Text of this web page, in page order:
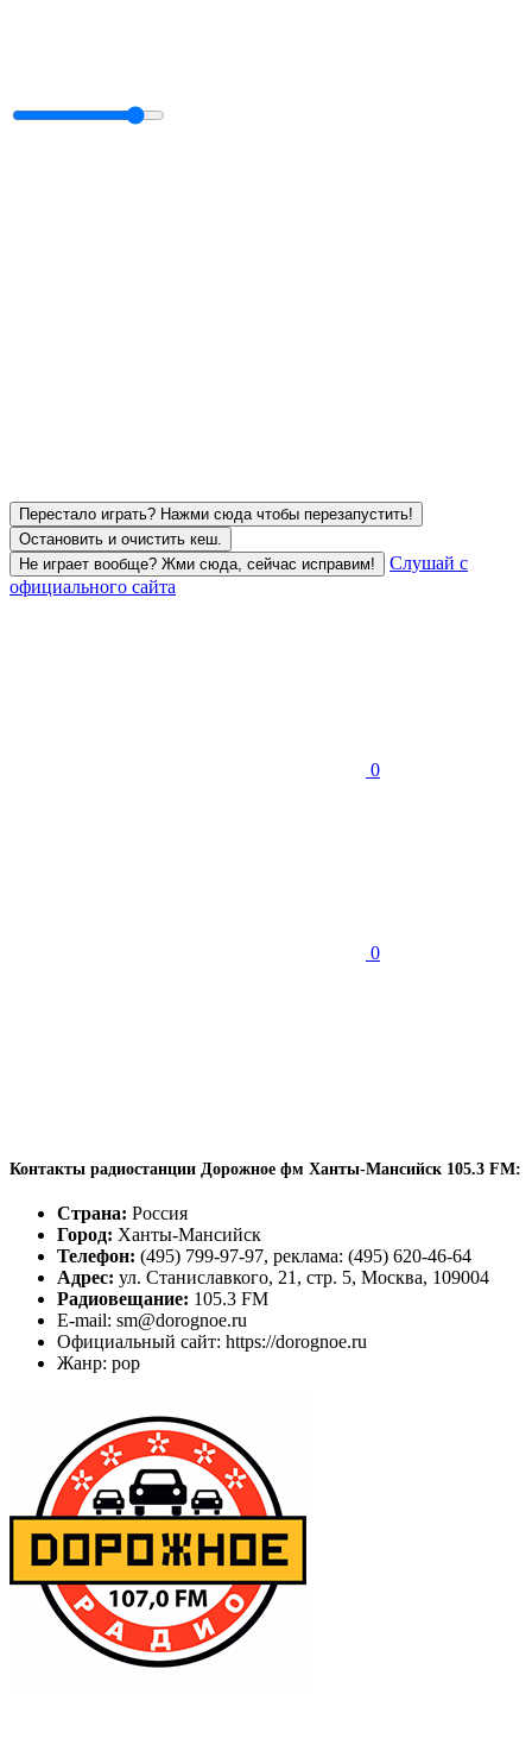
Перестало играть? Нажми сюда чтобы перезапустить!
Остановить и очистить кеш.
Не играет вообще? Жми сюда, сейчас исправим!
Слушай с
официального сайта
0
0
Контакты радиостанции Дорожное фм Ханты-Мансийск 105.3 FM:
Страна: Россия
Город: Ханты-Мансийск
Телефон: (495) 799-97-97, реклама: (495) 620-46-64
Адрес: ул. Станиславкого, 21, стр. 5, Москва, 109004
Радиовещание: 105.3 FM
E-mail: sm@dorognoe.ru
Официальный сайт: https://dorognoe.ru
Жанр: pop